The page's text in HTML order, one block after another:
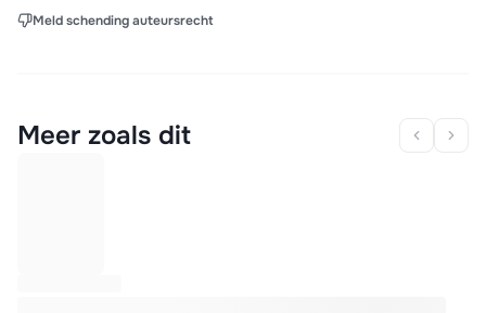
Meld schending auteursrecht
Meer zoals dit